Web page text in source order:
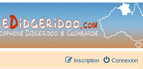
Didgeridoo - retrouvez la communauté.
Connexion
Inscription